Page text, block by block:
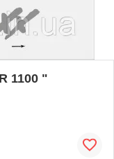
1100 "